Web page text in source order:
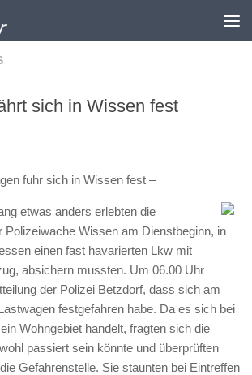
sich in Wissen fest
fuhr sich in Wissen fest –
etwas anders erlebten die
Polizeiwache Wissen am Dienstbeginn, in
einen fast havarierten Lkw mit
absichern mussten. Um 06.00 Uhr
der Polizei Betzdorf, dass sich am
festgefahren habe. Da es sich bei
Wohngebiet handelt, fragten sich die
passiert sein könnte und überprüften
Gefahrenstelle. Sie staunten bei Eintreffen